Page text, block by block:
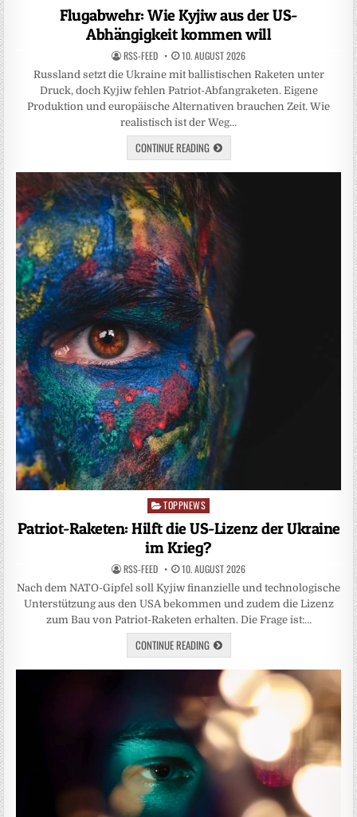
in
Flugabwehr: Wie Kyjiw aus der US-
Abhängigkeit kommen will
RSS-FEED 10. AUGUST 2026
Russland setzt die Ukraine mit ballistischen Raketen unter
Druck, doch Kyjiw fehlen Patriot-Abfangraketen. Eigene
Produktion und europäische Alternativen brauchen Zeit. Wie
realistisch ist der Weg…
CONTINUE READING
Posted
in
TOPPNEWS
Patriot-Raketen: Hilft die US-Lizenz der Ukraine
im Krieg?
RSS-FEED 10. AUGUST 2026
Nach dem NATO-Gipfel soll Kyjiw finanzielle und technologische
Unterstützung aus den USA bekommen und zudem die Lizenz
zum Bau von Patriot-Raketen erhalten. Die Frage ist:…
CONTINUE READING